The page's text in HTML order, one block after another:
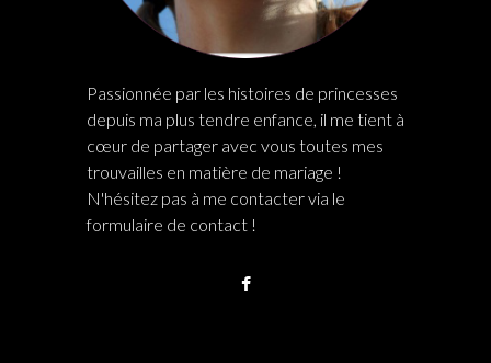
Passionnée par les histoires de princesses
depuis ma plus tendre enfance, il me tient à
cœur de partager avec vous toutes mes
trouvailles en matière de mariage !
N'hésitez pas à me contacter via le
formulaire de contact !